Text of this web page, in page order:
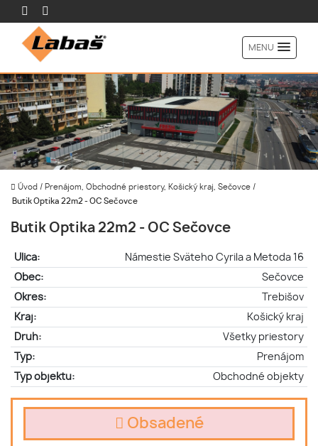
MENU
Úvod / Prenájom, Obchodné priestory, Košický kraj, Sečovce /
Butik Optika 22m2 - OC Sečovce
Butik Optika 22m2 - OC Sečovce
Ulica:
Námestie Sväteho Cyrila a Metoda 16
Obec:
Sečovce
Okres:
Trebišov
Kraj:
Košický kraj
Druh:
Všetky priestory
Typ:
Prenájom
Typ objektu:
Obchodné objekty
Obsadené